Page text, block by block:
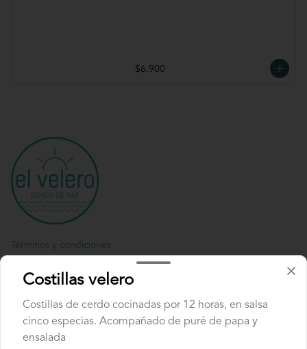
$6.900
Términos y condiciones
Instagram
Facebook
Costillas velero
Costillas de cerdo cocinadas por 12 horas, en salsa
cinco especias. Acompañado de puré de papa y
ensalada